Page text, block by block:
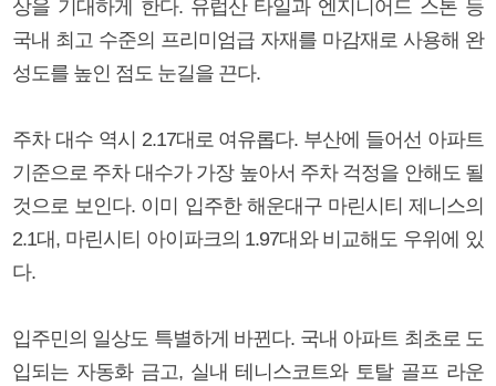
상을 기대하게 한다. 유럽산 타일과 엔지니어드 스톤 등
국내 최고 수준의 프리미엄급 자재를 마감재로 사용해 완
성도를 높인 점도 눈길을 끈다.
주차 대수 역시 2.17대로 여유롭다. 부산에 들어선 아파트
기준으로 주차 대수가 가장 높아서 주차 걱정을 안해도 될
것으로 보인다. 이미 입주한 해운대구 마린시티 제니스의
2.1대, 마린시티 아이파크의 1.97대와 비교해도 우위에 있
다.
입주민의 일상도 특별하게 바뀐다. 국내 아파트 최초로 도
입되는 자동화 금고, 실내 테니스코트와 토탈 골프 라운